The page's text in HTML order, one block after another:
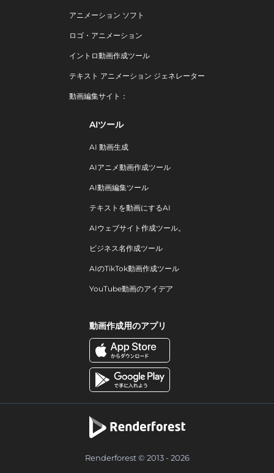
アニメーション ソフト
ロゴ・アニメーション
イントロ動画作成ツール
テキスト アニメーション ジェネレーター
動画編集サイト：
AIツール
AI 動画生成
AIアニメ動画作成ツール
AI動画編集ツール
テキストを動画にするAI
AIウェブサイト作成ツール。
ビジネス名作成ツール
AIのTikTok動画作成ツール
YouTube動画のアイデア
動画作成用のアプリ
Renderforest © 2013 - 2026